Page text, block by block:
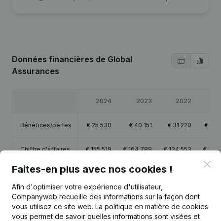
Données financières de Global
Assurances
2024 2023 2022
Bénéfices/pertes € 25 530 € 40 151 € 31 220 €
Chiffre d'affaires €155 519 €164 789 €134 553 €154
Capitaux propres € 192 332 € 166 802 € 126 651
Marge brute €72 584 €85 241 €64 697
Faites-en plus avec nos cookies !
Afin d'optimiser votre expérience d'utilisateur,
Companyweb recueille des informations sur la façon dont
vous utilisez ce site web. La politique en matière de cookies
vous permet de savoir quelles informations sont visées et